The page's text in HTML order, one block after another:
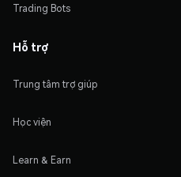
Trading Bots
Hỗ trợ
Trung tâm trợ giúp
Học viện
Learn & Earn